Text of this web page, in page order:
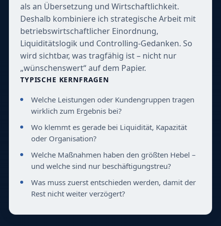
als an Übersetzung und Wirtschaftlichkeit.
Deshalb kombiniere ich strategische Arbeit mit
betriebswirtschaftlicher Einordnung,
Liquiditätslogik und Controlling-Gedanken. So
wird sichtbar, was tragfähig ist – nicht nur
„wünschenswert“ auf dem Papier.
TYPISCHE KERNFRAGEN
Welche Leistungen oder Kundengruppen tragen
wirklich zum Ergebnis bei?
Wo klemmt es gerade bei Liquidität, Kapazität
oder Organisation?
Welche Maßnahmen haben den größten Hebel –
und welche sind nur beschäftigungstreu?
Was muss zuerst entschieden werden, damit der
Rest nicht weiter verzögert?